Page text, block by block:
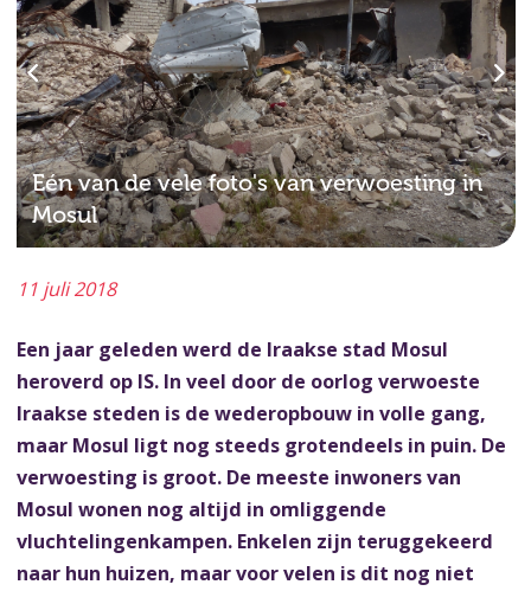
Eén van de vele foto's van verwoesting in
Mosul
11 juli 2018
Een jaar geleden werd de Iraakse stad Mosul
heroverd op IS. In veel door de oorlog verwoeste
Iraakse steden is de wederopbouw in volle gang,
maar Mosul ligt nog steeds grotendeels in puin. De
verwoesting is groot. De meeste inwoners van
Mosul wonen nog altijd in omliggende
vluchtelingenkampen. Enkelen zijn teruggekeerd
naar hun huizen, maar voor velen is dit nog niet